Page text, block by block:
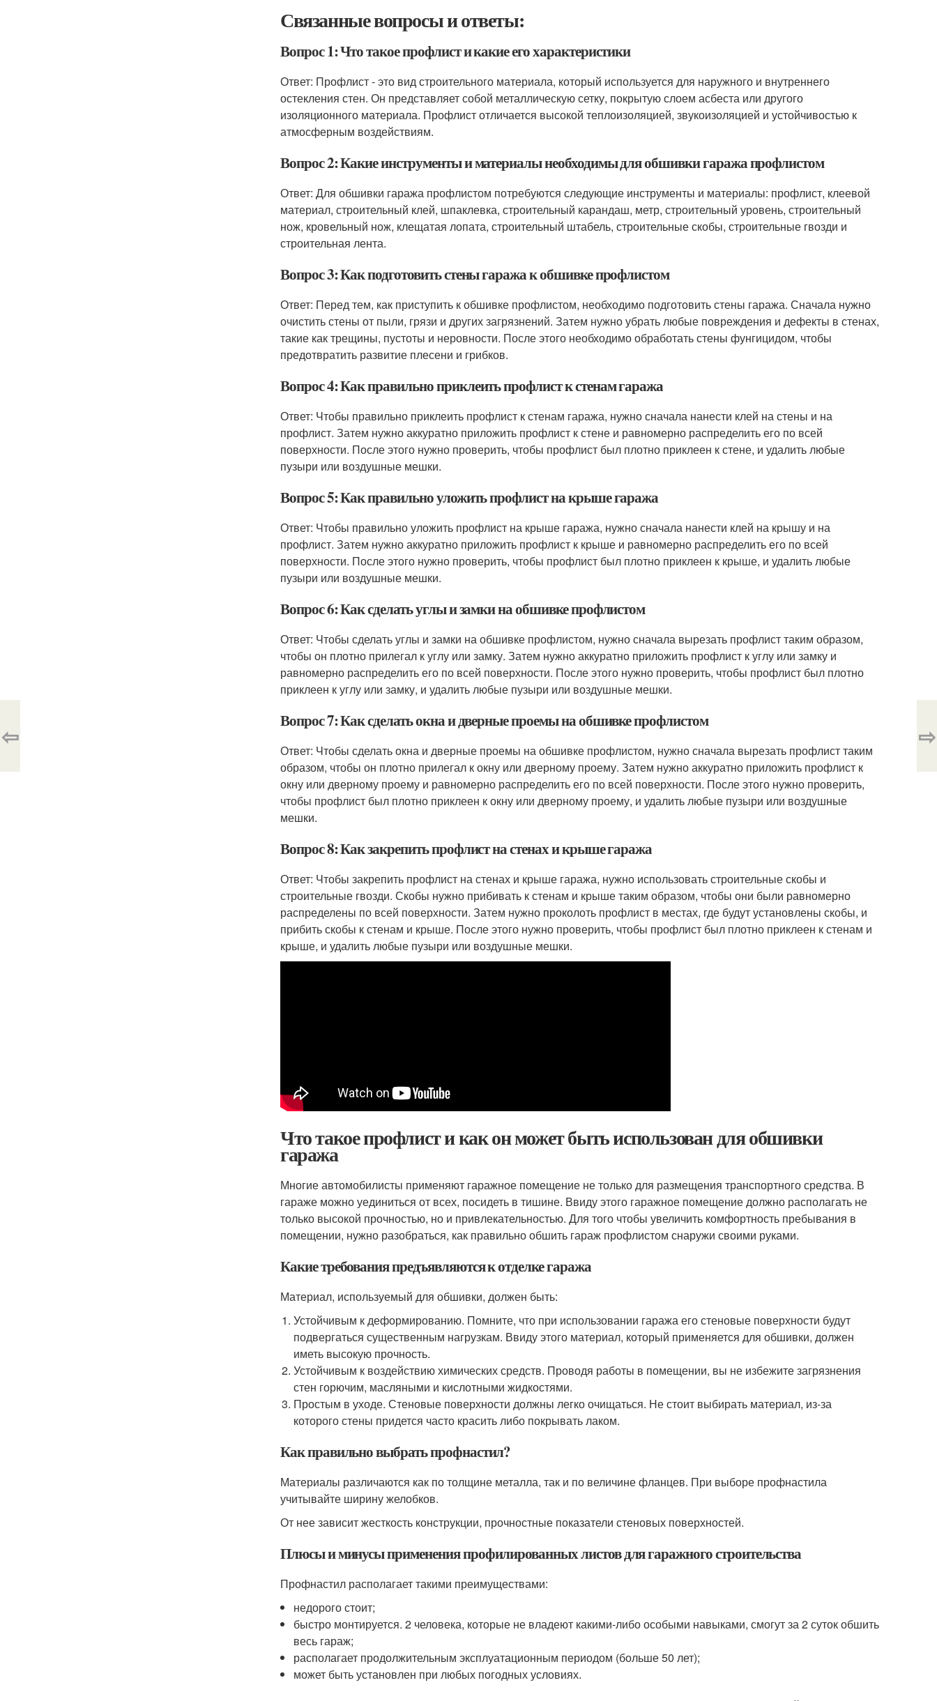
Связанные вопросы и ответы:
Вопрос 1: Что такое профлист и какие его характеристики
Ответ: Профлист - это вид строительного материала, который используется для наружного и внутреннего
остекления стен. Он представляет собой металлическую сетку, покрытую слоем асбеста или другого
изоляционного материала. Профлист отличается высокой теплоизоляцией, звукоизоляцией и устойчивостью к
атмосферным воздействиям.
Вопрос 2: Какие инструменты и материалы необходимы для обшивки гаража профлистом
Ответ: Для обшивки гаража профлистом потребуются следующие инструменты и материалы: профлист, клеевой
материал, строительный клей, шпаклевка, строительный карандаш, метр, строительный уровень, строительный
нож, кровельный нож, клещатая лопата, строительный штабель, строительные скобы, строительные гвозди и
строительная лента.
Вопрос 3: Как подготовить стены гаража к обшивке профлистом
Ответ: Перед тем, как приступить к обшивке профлистом, необходимо подготовить стены гаража. Сначала нужно
очистить стены от пыли, грязи и других загрязнений. Затем нужно убрать любые повреждения и дефекты в стенах,
такие как трещины, пустоты и неровности. После этого необходимо обработать стены фунгицидом, чтобы
предотвратить развитие плесени и грибков.
Вопрос 4: Как правильно приклеить профлист к стенам гаража
Ответ: Чтобы правильно приклеить профлист к стенам гаража, нужно сначала нанести клей на стены и на
профлист. Затем нужно аккуратно приложить профлист к стене и равномерно распределить его по всей
поверхности. После этого нужно проверить, чтобы профлист был плотно приклеен к стене, и удалить любые
пузыри или воздушные мешки.
Вопрос 5: Как правильно уложить профлист на крыше гаража
Ответ: Чтобы правильно уложить профлист на крыше гаража, нужно сначала нанести клей на крышу и на
профлист. Затем нужно аккуратно приложить профлист к крыше и равномерно распределить его по всей
поверхности. После этого нужно проверить, чтобы профлист был плотно приклеен к крыше, и удалить любые
пузыри или воздушные мешки.
Вопрос 6: Как сделать углы и замки на обшивке профлистом
Ответ: Чтобы сделать углы и замки на обшивке профлистом, нужно сначала вырезать профлист таким образом,
чтобы он плотно прилегал к углу или замку. Затем нужно аккуратно приложить профлист к углу или замку и
равномерно распределить его по всей поверхности. После этого нужно проверить, чтобы профлист был плотно
приклеен к углу или замку, и удалить любые пузыри или воздушные мешки.
Вопрос 7: Как сделать окна и дверные проемы на обшивке профлистом
Ответ: Чтобы сделать окна и дверные проемы на обшивке профлистом, нужно сначала вырезать профлист таким
образом, чтобы он плотно прилегал к окну или дверному проему. Затем нужно аккуратно приложить профлист к
окну или дверному проему и равномерно распределить его по всей поверхности. После этого нужно проверить,
чтобы профлист был плотно приклеен к окну или дверному проему, и удалить любые пузыри или воздушные
мешки.
Вопрос 8: Как закрепить профлист на стенах и крыше гаража
Ответ: Чтобы закрепить профлист на стенах и крыше гаража, нужно использовать строительные скобы и
строительные гвозди. Скобы нужно прибивать к стенам и крыше таким образом, чтобы они были равномерно
распределены по всей поверхности. Затем нужно проколоть профлист в местах, где будут установлены скобы, и
прибить скобы к стенам и крыше. После этого нужно проверить, чтобы профлист был плотно приклеен к стенам и
крыше, и удалить любые пузыри или воздушные мешки.
Что такое профлист и как он может быть использован для обшивки
гаража
Многие автомобилисты применяют гаражное помещение не только для размещения транспортного средства. В
гараже можно уединиться от всех, посидеть в тишине. Ввиду этого гаражное помещение должно располагать не
только высокой прочностью, но и привлекательностью. Для того чтобы увеличить комфортность пребывания в
помещении, нужно разобраться, как правильно обшить гараж профлистом снаружи своими руками.
Какие требования предъявляются к отделке гаража
Материал, используемый для обшивки, должен быть:
Устойчивым к деформированию. Помните, что при использовании гаража его стеновые поверхности будут
подвергаться существенным нагрузкам. Ввиду этого материал, который применяется для обшивки, должен
иметь высокую прочность.
Устойчивым к воздействию химических средств. Проводя работы в помещении, вы не избежите загрязнения
стен горючим, масляными и кислотными жидкостями.
Простым в уходе. Стеновые поверхности должны легко очищаться. Не стоит выбирать материал, из-за
которого стены придется часто красить либо покрывать лаком.
Как правильно выбрать профнастил?
Материалы различаются как по толщине металла, так и по величине фланцев. При выборе профнастила
учитывайте ширину желобков.
От нее зависит жесткость конструкции, прочностные показатели стеновых поверхностей.
Плюсы и минусы применения профилированных листов для гаражного строительства
Профнастил располагает такими преимуществами:
недорого стоит;
быстро монтируется. 2 человека, которые не владеют какими-либо особыми навыками, смогут за 2 суток обшить
весь гараж;
располагает продолжительным эксплуатационным периодом (больше 50 лет);
может быть установлен при любых погодных условиях.
⇦ ⇨